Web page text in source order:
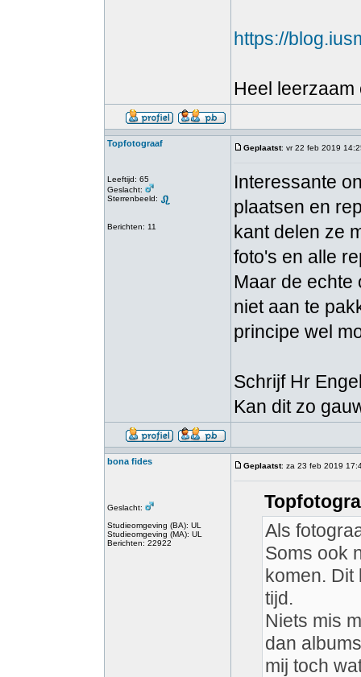
https://
Heel leerzaam
Topfotograaf
Leeftijd: 65
Geslacht:
Sterrenbeeld:
Berichten: 11
Geplaatst: vr 22 feb 2019
Interessante
plaatsen en
kant delen ze
foto's en alle
Maar de echte
niet aan te
principe wel
Schrijf Hr
Kan dit zo
bona fides
Geslacht:
Studieomgeving (BA): UL
Studieomgeving (MA): UL
Berichten: 22922
Geplaatst: za 23 feb 2019
Als
Soms ook
komen. Dit
tijd.
Niets mis
dan
mij toch